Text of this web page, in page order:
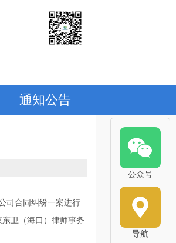
通知公告
公众号
导航
司合同纠纷一案进行
卫（海口）律师事务